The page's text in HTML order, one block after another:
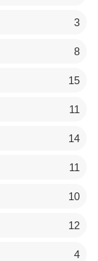
3
8
15
11
14
11
10
12
4